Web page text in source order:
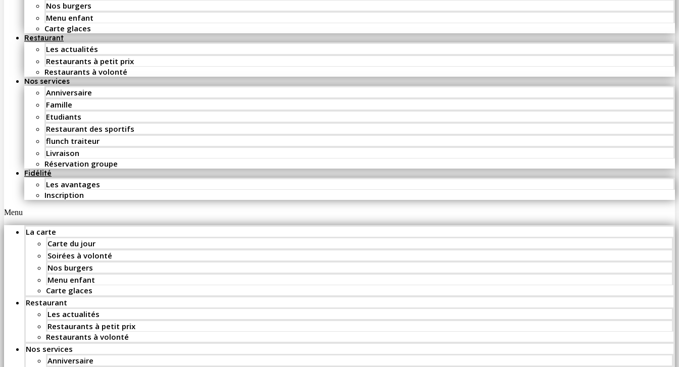
Nos burgers
Menu enfant
Carte glaces
Restaurant
Les actualités
Restaurants à petit prix
Restaurants à volonté
Nos services
Anniversaire
Famille
Etudiants
Restaurant des sportifs
flunch traiteur
Livraison
Réservation groupe
Fidélité
Les avantages
Inscription
Menu
La carte
Carte du jour
Soirées à volonté
Nos burgers
Menu enfant
Carte glaces
Restaurant
Les actualités
Restaurants à petit prix
Restaurants à volonté
Nos services
Anniversaire